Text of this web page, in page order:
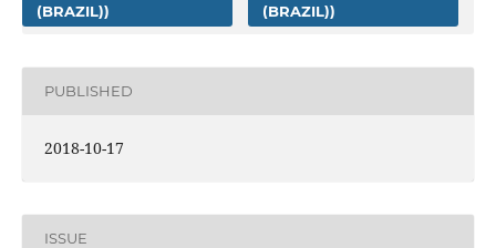
(BRAZIL))
(BRAZIL))
PUBLISHED
2018-10-17
ISSUE